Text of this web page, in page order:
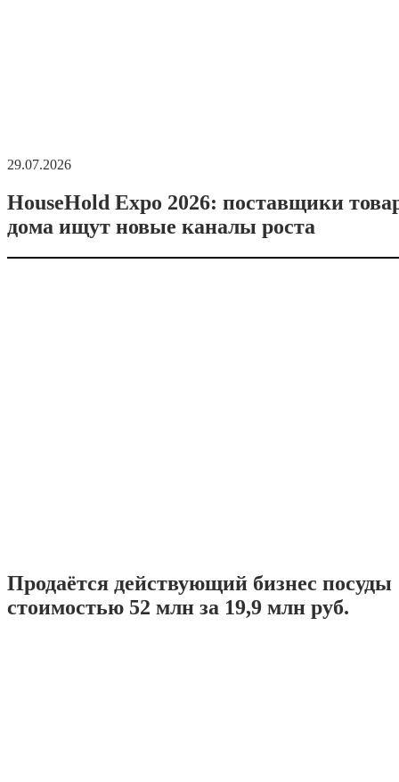
29.07.2026
HouseHold Expo 2026: поставщики
дома ищут новые каналы роста
Продаётся действующий бизнес посуды
стоимостью 52 млн за 19,9 млн руб.